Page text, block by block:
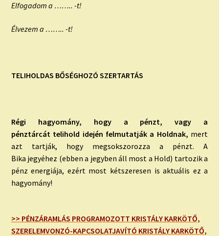
Elfogadom a …….. -t!
Élvezem a …….. -t!
TELIHOLDAS BŐSÉGHOZÓ SZERTARTÁS
Régi hagyomány, hogy a pénzt, vagy a
pénztárcát telihold idején felmutatják a Holdnak, mert
azt tartják, hogy megsokszorozza a pénzt. A
Bika jegyéhez (ebben a jegyben áll most a Hold) tartozik a
pénz energiája, ezért most kétszeresen is aktuális ez a
hagyomány!
>> PÉNZÁRAMLÁS PROGRAMOZOTT KRISTÁLY KARKÖTŐ,
SZERELEMVONZÓ-KAPCSOLATJAVÍTÓ KRISTÁLY KARKÖTŐ,